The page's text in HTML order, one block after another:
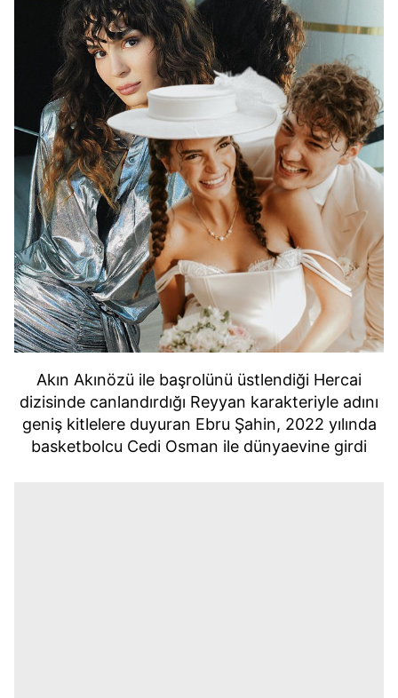
Akın Akınözü ile başrolünü üstlendiği Hercai
dizisinde canlandırdığı Reyyan karakteriyle adını
geniş kitlelere duyuran Ebru Şahin, 2022 yılında
basketbolcu Cedi Osman ile dünyaevine girdi